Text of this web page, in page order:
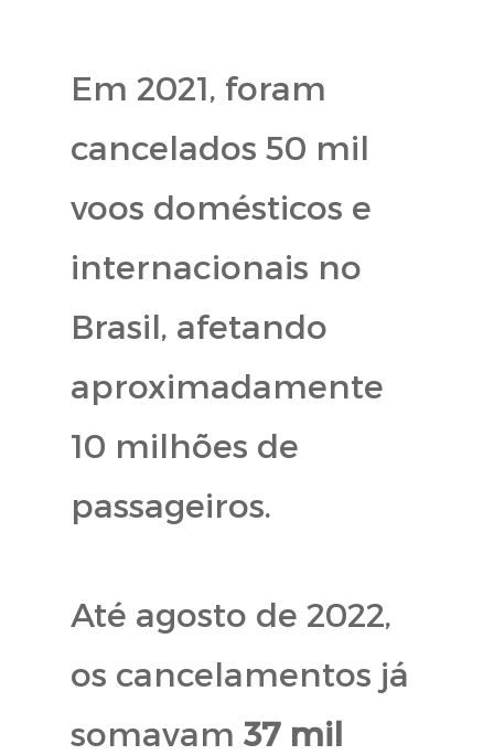
Em 2021, foram
cancelados 50 mil
voos domésticos e
internacionais no
Brasil, afetando
aproximadamente
10 milhões de
passageiros.
Até agosto de 2022,
os cancelamentos já
somavam 37 mil